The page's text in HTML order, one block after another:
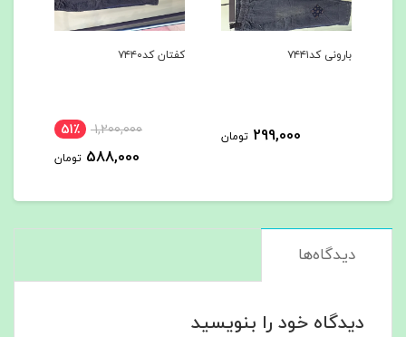
بارونی کد۷۴۴۱
299,000 تومان
کفتان کد۷۴۴۰
1,200,000 51٪
588,000 تومان
دیدگاه‌ها
دیدگاه خود را بنویسید